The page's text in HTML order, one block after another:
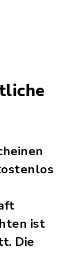
ist
Die